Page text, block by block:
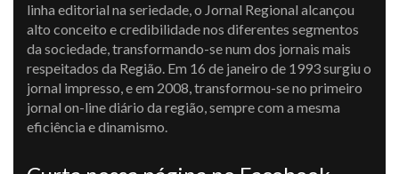
linha editorial na seriedade, o Jornal Regional alcançou
alto conceito e credibilidade nos diferentes segmentos
da sociedade, transformando-se num dos jornais mais
respeitados da Região. Em 16 de janeiro de 1993 surgiu o
jornal impresso, e em 2008, transformou-se no primeiro
jornal on-line diário da região, sempre com a mesma
eficiência e dinamismo.